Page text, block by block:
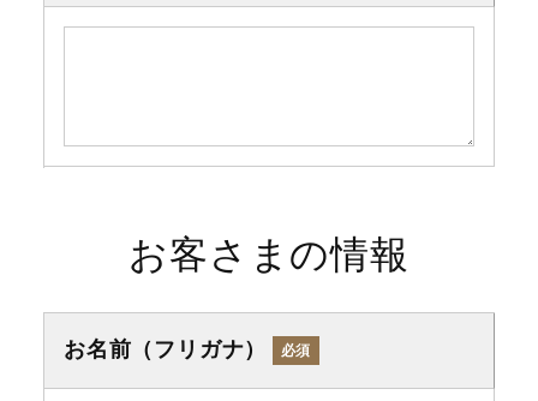
お客さまの情報
お名前（フリガナ） 必須